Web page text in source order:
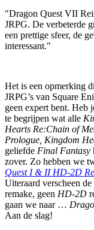
"Dragon Quest VII
JRPG. De verbeterde
een prettige sfeer, de
interessant."
Het is een opmerking
JRPG’s van Square
geen expert bent. Heb
te begrijpen wat alle
Hearts Re:Chain of
Prologue, Kingdom
geliefde Final Fantasy
zover. Zo hebben we
Quest I & II HD-2D
Uiteraard verscheen
remake, geen HD-2D
gaan we naar …
Aan de slag!